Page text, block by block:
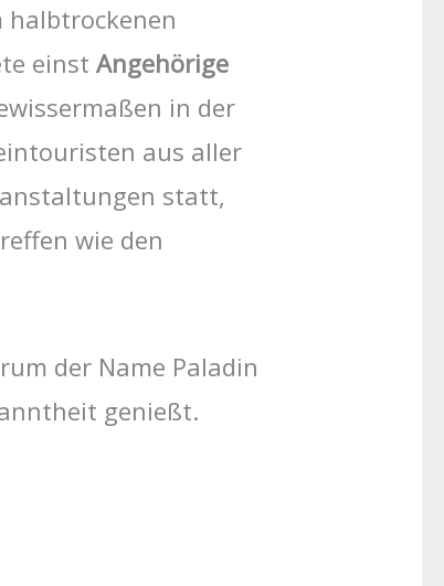
einst Angehörige
in der
aus aller
statt,
wie den
der Name Paladin
genießt.